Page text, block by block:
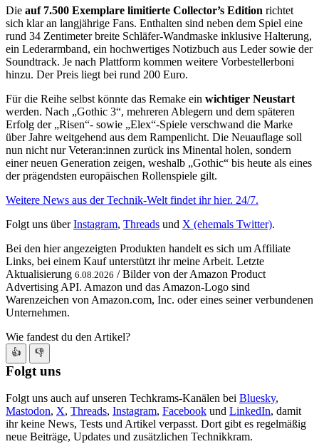
Die auf 7.500 Exemplare limitierte Collector’s Edition richtet
sich klar an langjährige Fans. Enthalten sind neben dem Spiel eine
rund 34 Zentimeter breite Schläfer-Wandmaske inklusive Halterung,
ein Lederarmband, ein hochwertiges Notizbuch aus Leder sowie der
Soundtrack. Je nach Plattform kommen weitere Vorbestellerboni
hinzu. Der Preis liegt bei rund 200 Euro.
Für die Reihe selbst könnte das Remake ein wichtiger Neustart
werden. Nach „Gothic 3“, mehreren Ablegern und dem späteren
Erfolg der „Risen“- sowie „Elex“-Spiele verschwand die Marke
über Jahre weitgehend aus dem Rampenlicht. Die Neuauflage soll
nun nicht nur Veteran:innen zurück ins Minental holen, sondern
einer neuen Generation zeigen, weshalb „Gothic“ bis heute als eines
der prägendsten europäischen Rollenspiele gilt.
Weitere News aus der Technik-Welt findet ihr hier. 24/7.
Folgt uns überInstagram, Threads und X (ehemals Twitter).
Bei den hier angezeigten Produkten handelt es sich um Affiliate
Links, bei einem Kauf unterstützt ihr meine Arbeit. Letzte
Aktualisierung 6.08.2026 / Bilder von der Amazon Product
Advertising API. Amazon und das Amazon-Logo sind
Warenzeichen von Amazon.com, Inc. oder eines seiner verbundenen
Unternehmen.
Wie fandest du den Artikel?
👍 👎
Folgt uns
Folgt uns auch auf unseren Techkrams-Kanälen bei Bluesky,
Mastodon, X, Threads, Instagram, Facebook und LinkedIn, damit
ihr keine News, Tests und Artikel verpasst. Dort gibt es regelmäßig
neue Beiträge, Updates und zusätzlichen Technikkram.